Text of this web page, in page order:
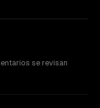
se revisan